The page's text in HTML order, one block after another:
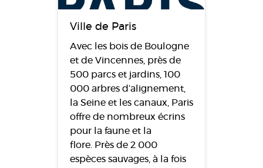
Ville de Paris
Avec les bois de Boulogne
et de Vincennes, près de
500 parcs et jardins, 100
000 arbres d’alignement,
la Seine et les canaux, Paris
offre de nombreux écrins
pour la faune et la
flore. Près de 2 000
espèces sauvages, à la fois